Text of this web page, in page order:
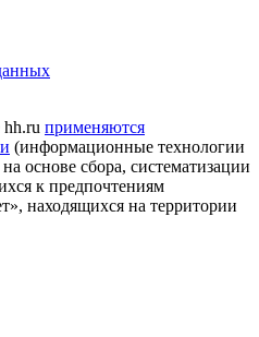
применяются
(информационные технологии
основе сбора, систематизации
к предпочтениям
находящихся на территории